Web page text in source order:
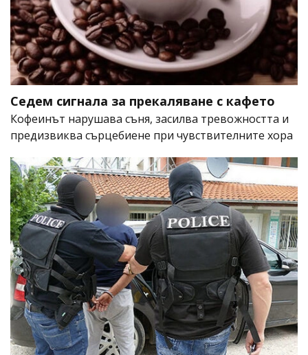
Седем сигнала за прекаляване с кафето
Кофеинът нарушава съня, засилва тревожността и
предизвиква сърцебиене при чувствителните хора